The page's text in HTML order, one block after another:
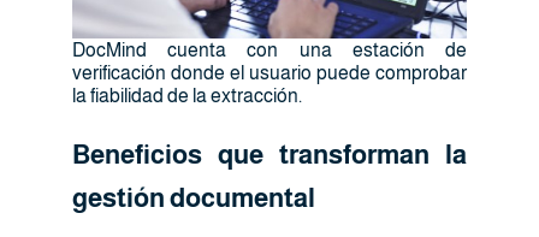
DocMind cuenta con una estación de
verificación donde el usuario puede comprobar
la fiabilidad de la extracción.
Beneficios que transforman la
gestión documental